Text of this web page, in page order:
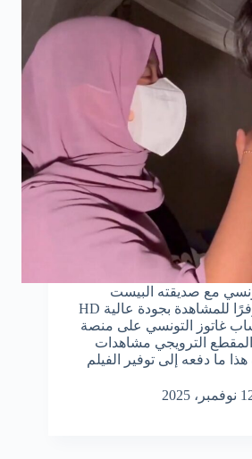
مع صديقته البيست
فريند، الذي أصبح متوفرًا للمشاهدة بجودة عالية HD
غاتوز التونسي على منصة
الترويجي مشاهدات
ما دفعه إلى توفير الفيلم
2025